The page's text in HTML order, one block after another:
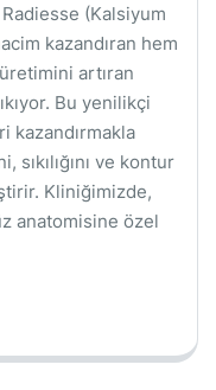
(Kalsiyum
kazandıran hem
artıran
Bu yenilikçi
kazandırmakla
sıkılığını ve kontur
Kliniğimizde,
anatomisine özel